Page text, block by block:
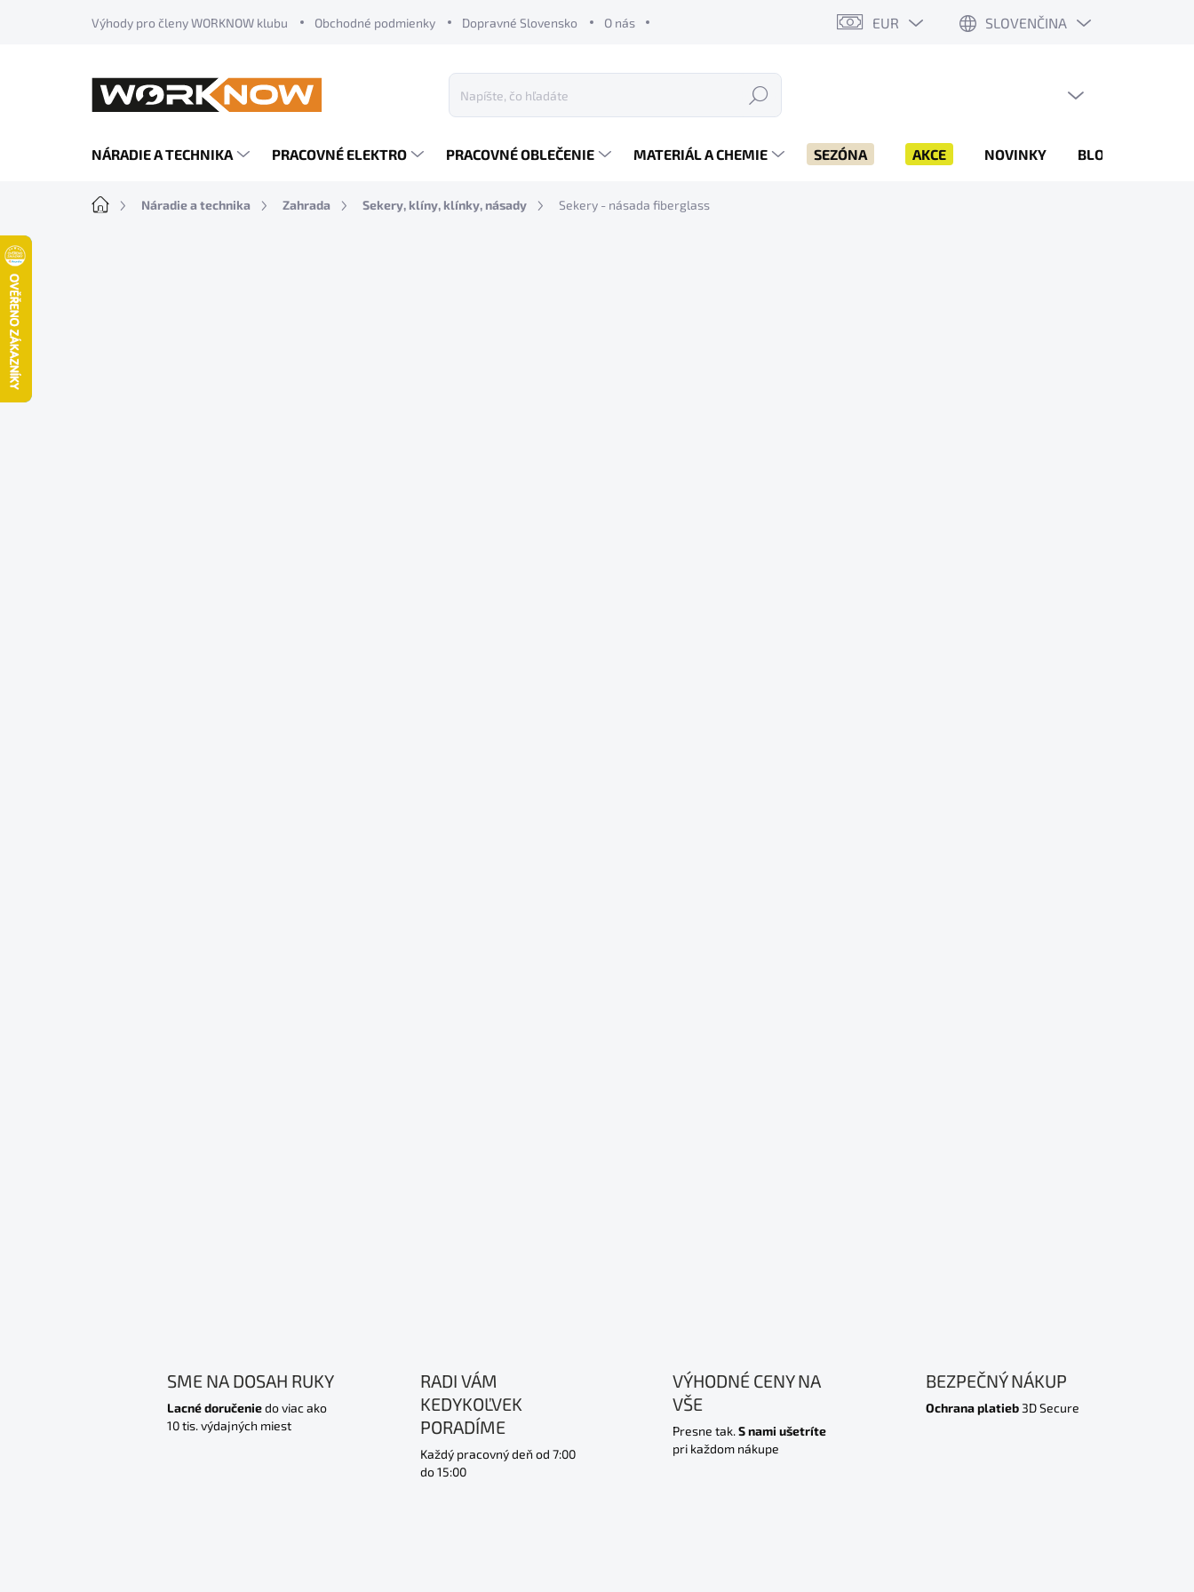
Výhody pro členy WORKNOW klubu Obchodné podmienky Dopravné Slovensko O nás EUR SLOVENČINA
Hľadať
NÁRADIE A TECHNIKA PRACOVNÉ ELEKTRO PRACOVNÉ OBLEČENIE MATERIÁL A CHEMIE SEZÓNA AKCE NOVINKY BLOG
DomovNáradie a technika Zahrada Sekery, klíny, klínky, násady Sekery - násada fiberglass
SME NA DOSAH RUKY
Lacné doručeniedo viac ako
10 tis. výdajných miest
RADI VÁM
KEDYKOĽVEK
PORADÍME
Každý pracovný deň od 7:00
do 15:00
VÝHODNÉ CENY NA
VŠE
Presne tak.S nami ušetríte
pri každom nákupe
BEZPEČNÝ NÁKUP
Ochrana platieb3D Secure